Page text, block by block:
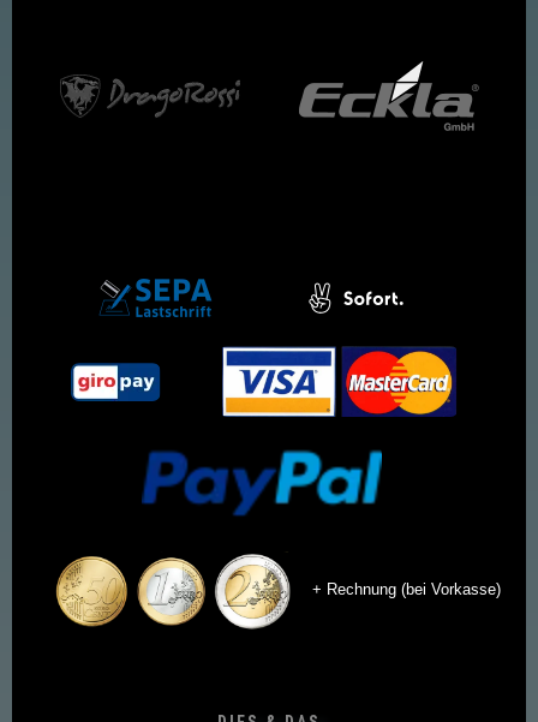
+ Rechnung (bei Vorkasse)